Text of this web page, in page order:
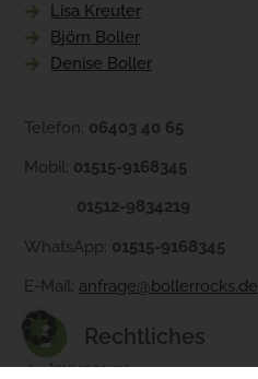
Lisa Kreuter
Björn Boller
Denise Boller
Telefon: 06403 40 65
Mobil: 01515-9168345
01512-9834219
WhatsApp: 01515-9168345
E-Mail: anfrage@bollerrocks.de
Rechtliches
Impressum